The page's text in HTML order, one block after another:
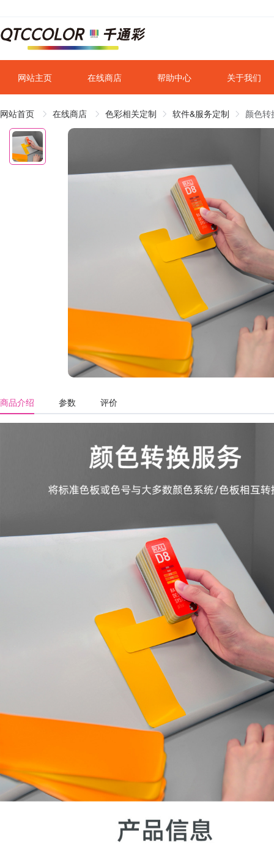
网站主页 在线商店 帮助中心 关于我们
网站首页 在线商店 色彩相关定制 软件&服务定制 颜色
商品介绍 参数 评价